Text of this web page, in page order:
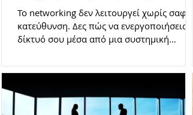
Το networking δεν λειτουργεί χωρίς σαφή
κατεύθυνση. Δες πώς να ενεργοποιήσεις το
δίκτυό σου μέσα από μια συστημική
μεταβάσεις.